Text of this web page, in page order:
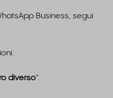
Business, segui
diverso”.